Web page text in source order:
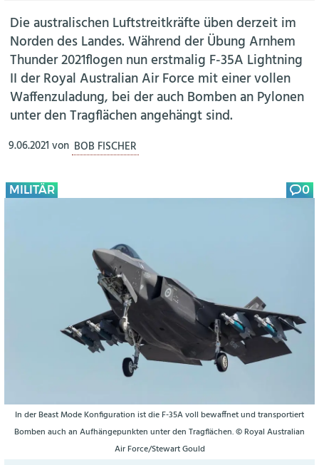
BERUFE
AERO-KULTUR
Die australischen Luftstreitkräfte üben derzeit im
Norden des Landes. Während der Übung Arnhem
Thunder 2021flogen nun erstmalig F-35A Lightning
II der Royal Australian Air Force mit einer vollen
Waffenzuladung, bei der auch Bomben an Pylonen
unter den Tragflächen angehängt sind.
9.06.2021 von BOB FISCHER
MILITÄR 0
In der Beast Mode Konfiguration ist die F-35A voll bewaffnet und transportiert
Bomben auch an Aufhängepunkten unter den Tragflächen. © Royal Australian
Air Force/Stewart Gould